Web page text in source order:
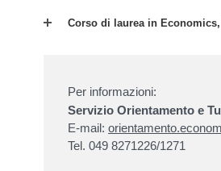
Corso di laurea in
Per informazioni:
Servizio Orientamento e
E-mail:
Tel. 049 8271226/1271